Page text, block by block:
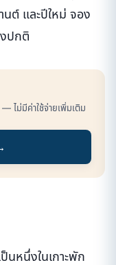
ต์ และปีใหม่ จอง
ปกติ
ไม่มีค่าใช้จ่ายเพิ่มเติม
นหนึ่งในเกาะพัก